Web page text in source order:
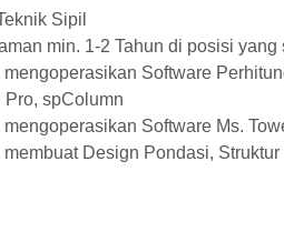
Sipil
min. 1-2 Tahun di posisi
mengoperasikan Software
Pro, spColumn
mengoperasikan Software Ms.
membuat Design Pondasi,